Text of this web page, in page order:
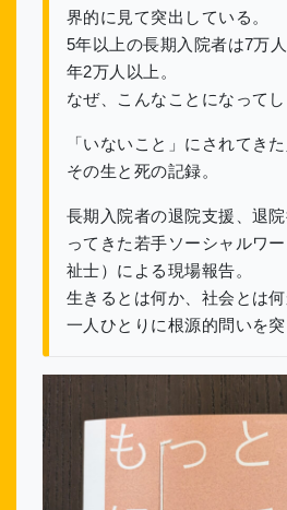
界的に見て突出している。
5年以上の長期入院者は7万
年2万人以上。
なぜ、こんなことになってし
「いないこと」にされてき
その生と死の記録。
長期入院者の退院支援、退
ってきた若手ソーシャルワ
祉士）による現場報告。
生きるとは何か、社会とは
一人ひとりに根源的問いを突